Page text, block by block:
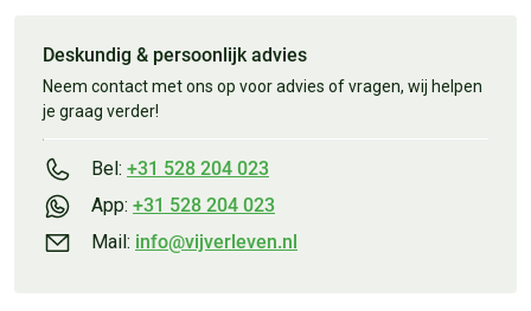
Deskundig & persoonlijk advies
Neem contact met ons op voor advies of vragen, wij helpen
je graag verder!
Bel: +31 528 204 023
App: +31 528 204 023
Mail: info@vijverleven.nl